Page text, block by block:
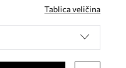
Tablica veličina